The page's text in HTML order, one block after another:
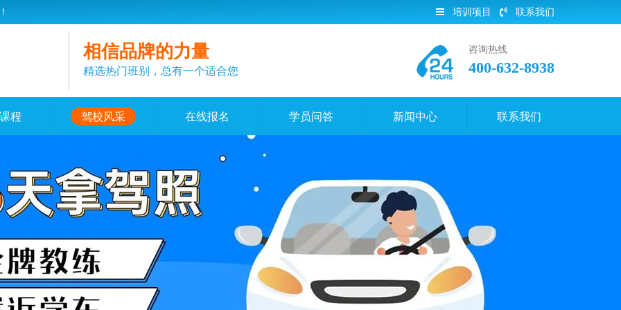
培训项目 联系我们
相信品牌的力量
精选热门班别，总有一个适合您
咨询热线
400-632-8938
程 驾校风采 在线报名 学员问答 新闻中心 联系我们